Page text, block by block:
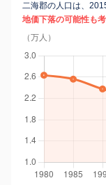
二海郡の人口は、
地価下落の可能性も
（万人）